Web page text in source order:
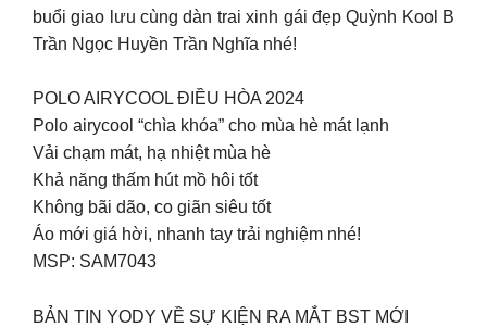
buổi giao lưu cùng dàn trai xinh gái đẹp Quỳnh Kool B
Trần Ngọc Huyền Trần Nghĩa nhé!
POLO AIRYCOOL ĐIỀU HÒA 2024
Polo airycool “chìa khóa” cho mùa hè mát lạnh
Vải chạm mát, hạ nhiệt mùa hè
Khả năng thấm hút mồ hôi tốt
Không bãi dão, co giãn siêu tốt
Áo mới giá hời, nhanh tay trải nghiệm nhé!
MSP: SAM7043
BẢN TIN YODY VỀ SỰ KIỆN RA MẮT BST MỚI